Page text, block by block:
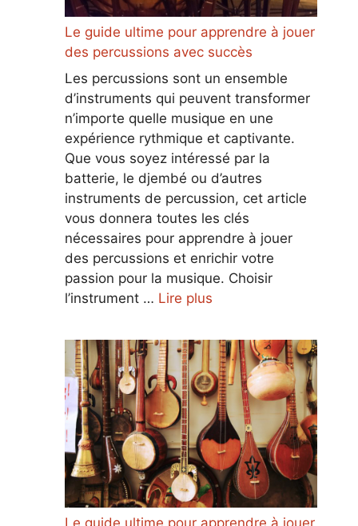
Le guide ultime pour apprendre à jouer
des percussions avec succès
Les percussions sont un ensemble
d’instruments qui peuvent transformer
n’importe quelle musique en une
expérience rythmique et captivante.
Que vous soyez intéressé par la
batterie, le djembé ou d’autres
instruments de percussion, cet article
vous donnera toutes les clés
nécessaires pour apprendre à jouer
des percussions et enrichir votre
passion pour la musique. Choisir
l’instrument … Lire plus